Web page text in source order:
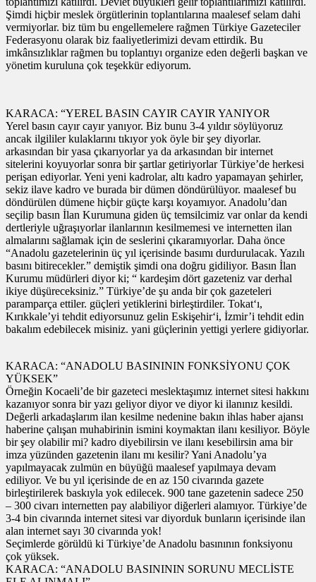
Şimdi hiçbir meslek örgütlerinin toplantılarına maalesef selam dahi
vermiyorlar. biz tüm bu engellemelere rağmen Türkiye Gazeteciler
Federasyonu olarak biz faaliyetlerimizi devam ettirdik. Bu
imkânsızlıklar rağmen bu toplantıyı organize eden değerli başkan ve
yönetim kuruluna çok teşekkür ediyorum.
KARACA: “YEREL BASIN CAYIR CAYIR YANIYOR
Yerel basın cayır cayır yanıyor. Biz bunu 3-4 yıldır söylüyoruz
ancak ilgililer kulaklarını tıkıyor yok öyle bir şey diyorlar.
arkasından bir yasa çıkarıyorlar ya da arkasından bir internet
sitelerini koyuyorlar sonra bir şartlar getiriyorlar Türkiye’de herkesi
perişan ediyorlar. Yeni yeni kadrolar, altı kadro yapamayan şehirler,
sekiz ilave kadro ve burada bir dümen döndürülüyor. maalesef bu
döndürülen dümene hiçbir güçte karşı koyamıyor. Anadolu’dan
seçilip basın İlan Kurumuna giden üç temsilcimiz var onlar da kendi
dertleriyle uğraşıyorlar ilanlarının kesilmemesi ve internetten ilan
almalarını sağlamak için de seslerini çıkaramıyorlar. Daha önce
“Anadolu gazetelerinin üç yıl içerisinde basımı durdurulacak. Yazılı
basını bitirecekler.” demiştik şimdi ona doğru gidiliyor. Basın İlan
Kurumu müdürleri diyor ki; “ kardeşim dört gazeteniz var derhal
ikiye düşüreceksiniz.” Türkiye’de şu anda bir çok gazeteleri
paramparça ettiler. güçleri yetiklerini birleştirdiler. Tokat‘ı,
Kırıkkale’yi tehdit ediyorsunuz gelin Eskişehir‘i, İzmir’i tehdit edin
bakalım edebilecek misiniz. yani güçlerinin yettigi yerlere gidiyorlar.
KARACA: “ANADOLU BASINININ FONKSİYONU ÇOK
YÜKSEK”
Örneğin Kocaeli’de bir gazeteci meslektaşımız internet sitesi hakkını
kazanıyor sonra bir yazı geliyor diyor ve diyor ki ilanınız kesildi.
Değerli arkadaşlarım ilan kesilme nedenine bakın ihlas haber ajansı
haberine çalışan muhabirinin ismini koymaktan ilanı kesiliyor. Böyle
bir şey olabilir mi? kadro diyebilirsin ve ilanı kesebilirsin ama bir
imza yüzünden gazetenin ilanı mı kesilir? Yani Anadolu’ya
yapılmayacak zulmün en büyüğü maalesef yapılmaya devam
ediliyor. Ve bu yıl içerisinde de en az 150 civarında gazete
birleştirilerek baskıyla yok edilecek. 900 tane gazetenin sadece 250
– 300 civarı internetten pay alabiliyor diğerleri alamıyor. Türkiye’de
3-4 bin civarında internet sitesi var diyorduk bunların içerisinde ilan
alan internet sayı 30 civarında yok!
Seçimlerde görüldü ki Türkiye’de Anadolu basınının fonksiyonu
çok yüksek.
KARACA: “ANADOLU BASINININ SORUNU MECLİSTE